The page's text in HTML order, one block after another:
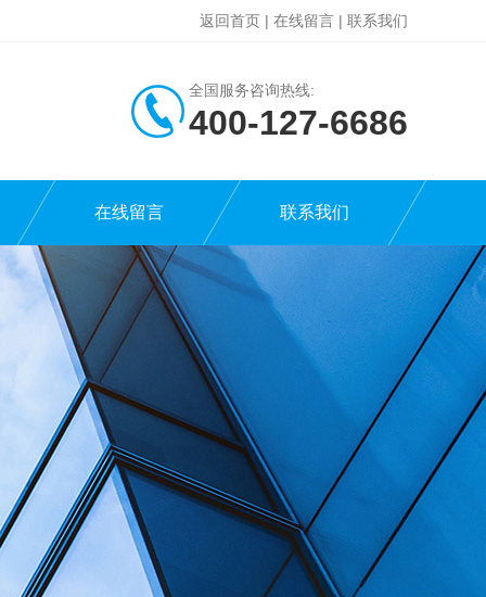
返回首页 | 在线留言 | 联系我们
全国服务咨询热线:
400-127-6686
在线留言 联系我们